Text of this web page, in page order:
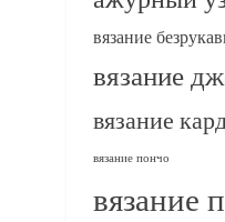
вязание
вязание
вязание
вязание пончо
вязание